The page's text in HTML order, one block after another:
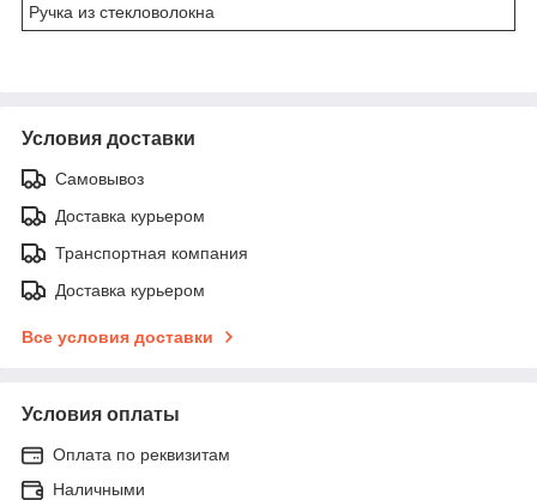
Ручка из стекловолокна
Условия доставки
Самовывоз
Доставка курьером
Транспортная компания
Доставка курьером
Все условия доставки
Условия оплаты
Оплата по реквизитам
Наличными